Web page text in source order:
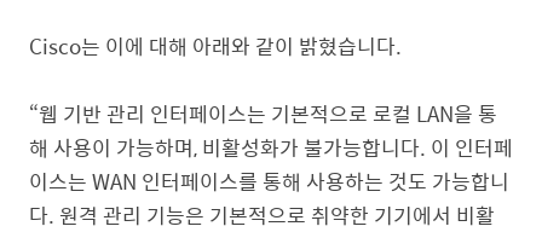
Cisco는 이에 대해 아래와 같이 밝혔습니다.
“웹 기반 관리 인터페이스는 기본적으로 로컬 LAN을 통
해 사용이 가능하며, 비활성화가 불가능합니다. 이 인터페
이스는 WAN 인터페이스를 통해 사용하는 것도 가능합니
다. 원격 관리 기능은 기본적으로 취약한 기기에서 비활